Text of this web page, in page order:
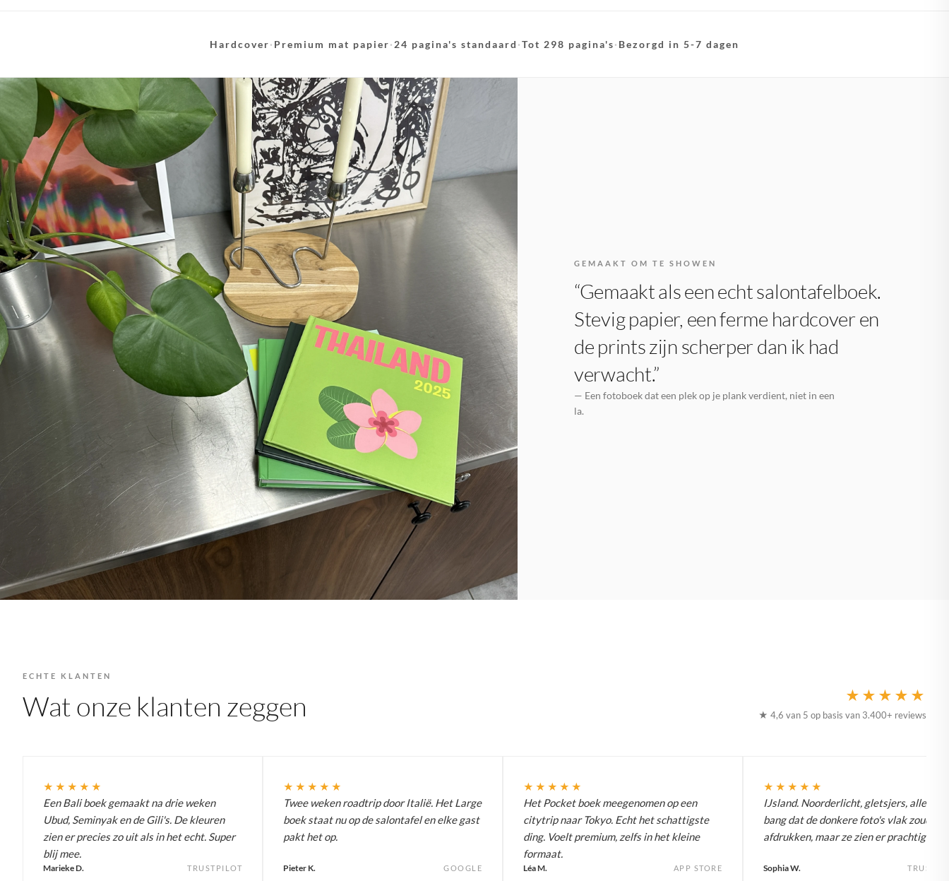
Hardcover· Premium mat papier· 24 pagina's standaard ·Tot 298 pagina's· Bezorgd in 5-7 dagen
GEMAAKT OM TE SHOWEN
“Gemaakt als een echt salontafelboek.
Stevig papier, een ferme hardcover en
de prints zijn scherper dan ik had
verwacht.”
— Een fotoboek dat een plek op je plank verdient, niet in een
la.
ECHTE KLANTEN
Wat onze klanten zeggen ★★★★★
★ 4,6 van 5 op basis van 3.400+ reviews
★★★★★
Een Bali boek gemaakt na drie weken
Ubud, Seminyak en de Gili's. De kleuren
zien er precies zo uit als in het echt. Super
blij mee.
Marieke D. TRUSTPILOT
★★★★★
Twee weken roadtrip door Italië. Het Large
boek staat nu op de salontafel en elke gast
pakt het op.
Pieter K. GOOGLE
★★★★★
Het Pocket boek meegenomen op een
citytrip naar Tokyo. Echt het schattigste
ding. Voelt premium, zelfs in het kleine
formaat.
Léa M. APP STORE
★★★★★
IJsland. Noorderlicht, gletsjers, alles.
bang dat de donkere foto's vlak zouden
afdrukken, maar ze zien er prachtig uit.
Sophia W.